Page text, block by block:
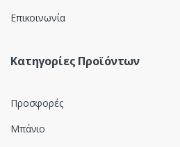
Επικοινωνία
Κατηγορίες Προϊόντων
Προσφορές
Μπάνιο